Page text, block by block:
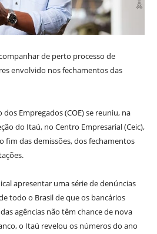
de perto processo de
envolvido nos fechamentos das
dos Empregados (COE) se reuniu, na
do Itaú, no Centro Empresarial (Ceic),
fim das demissões, dos fechamentos
apresentar uma série de denúncias
todo o Brasil de que os bancários
agências não têm chance de nova
o Itaú revelou os números do ano